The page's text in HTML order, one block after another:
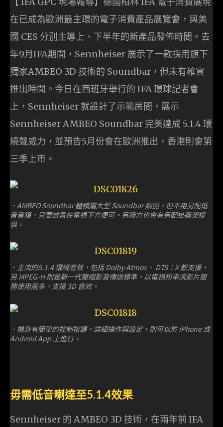
在已成為歐洲最主環的電子消費產品展覽會，與美
國 CES 分別主導上、下半年的新產品發佈時間。去
年9月IFA期間，Sennheiser 展示了一款採用旗下
獨家AMBEO 3D 技術的 Soundbar，但未有確實
推出時間。今日在西班牙舉行的 IFA 環球記者會
上，Sennheiser 就設計了示範房間，展示
Sennheiser AMBEO Soundbar 完美達成 5.1.4 環
繞聲威力，並預告5月份會在歐洲推出，香港則會第
三季上市。
．AMBEO Soundbar 體積屬大型 Soundbar 類別，但不用另配低
音音箱，只要放置在電視下方便可。另廠方也會有另配掛牆架提
供。
．主流的5.1.4 環繞音效，包括 Dolby Atmos、 DTS：X 都支援，
另 MPEG-H 則是新一代壓縮影音傳送標準，以電視和串流影片服
務使用居多，支援 3D 音效。
．機身有簡單的控制按鍵，詳細操作與設定，則可以於 iPhone 或
Android App 上進行。
毋需低音喇達至5.1.4效果
Sennheiser 的 AMBEO 3D 技術，在兩年前 IFA